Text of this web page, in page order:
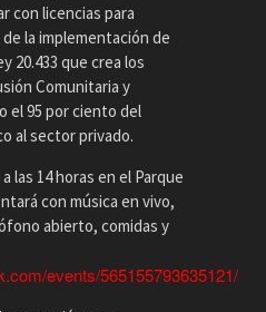
con licencias para
la implementación de
20.433 que crea los
Comunitaria y
el 95 por ciento del
al sector privado.
las 14 horas en el Parque
con música en vivo,
abierto, comidas y
events/565155793635121/